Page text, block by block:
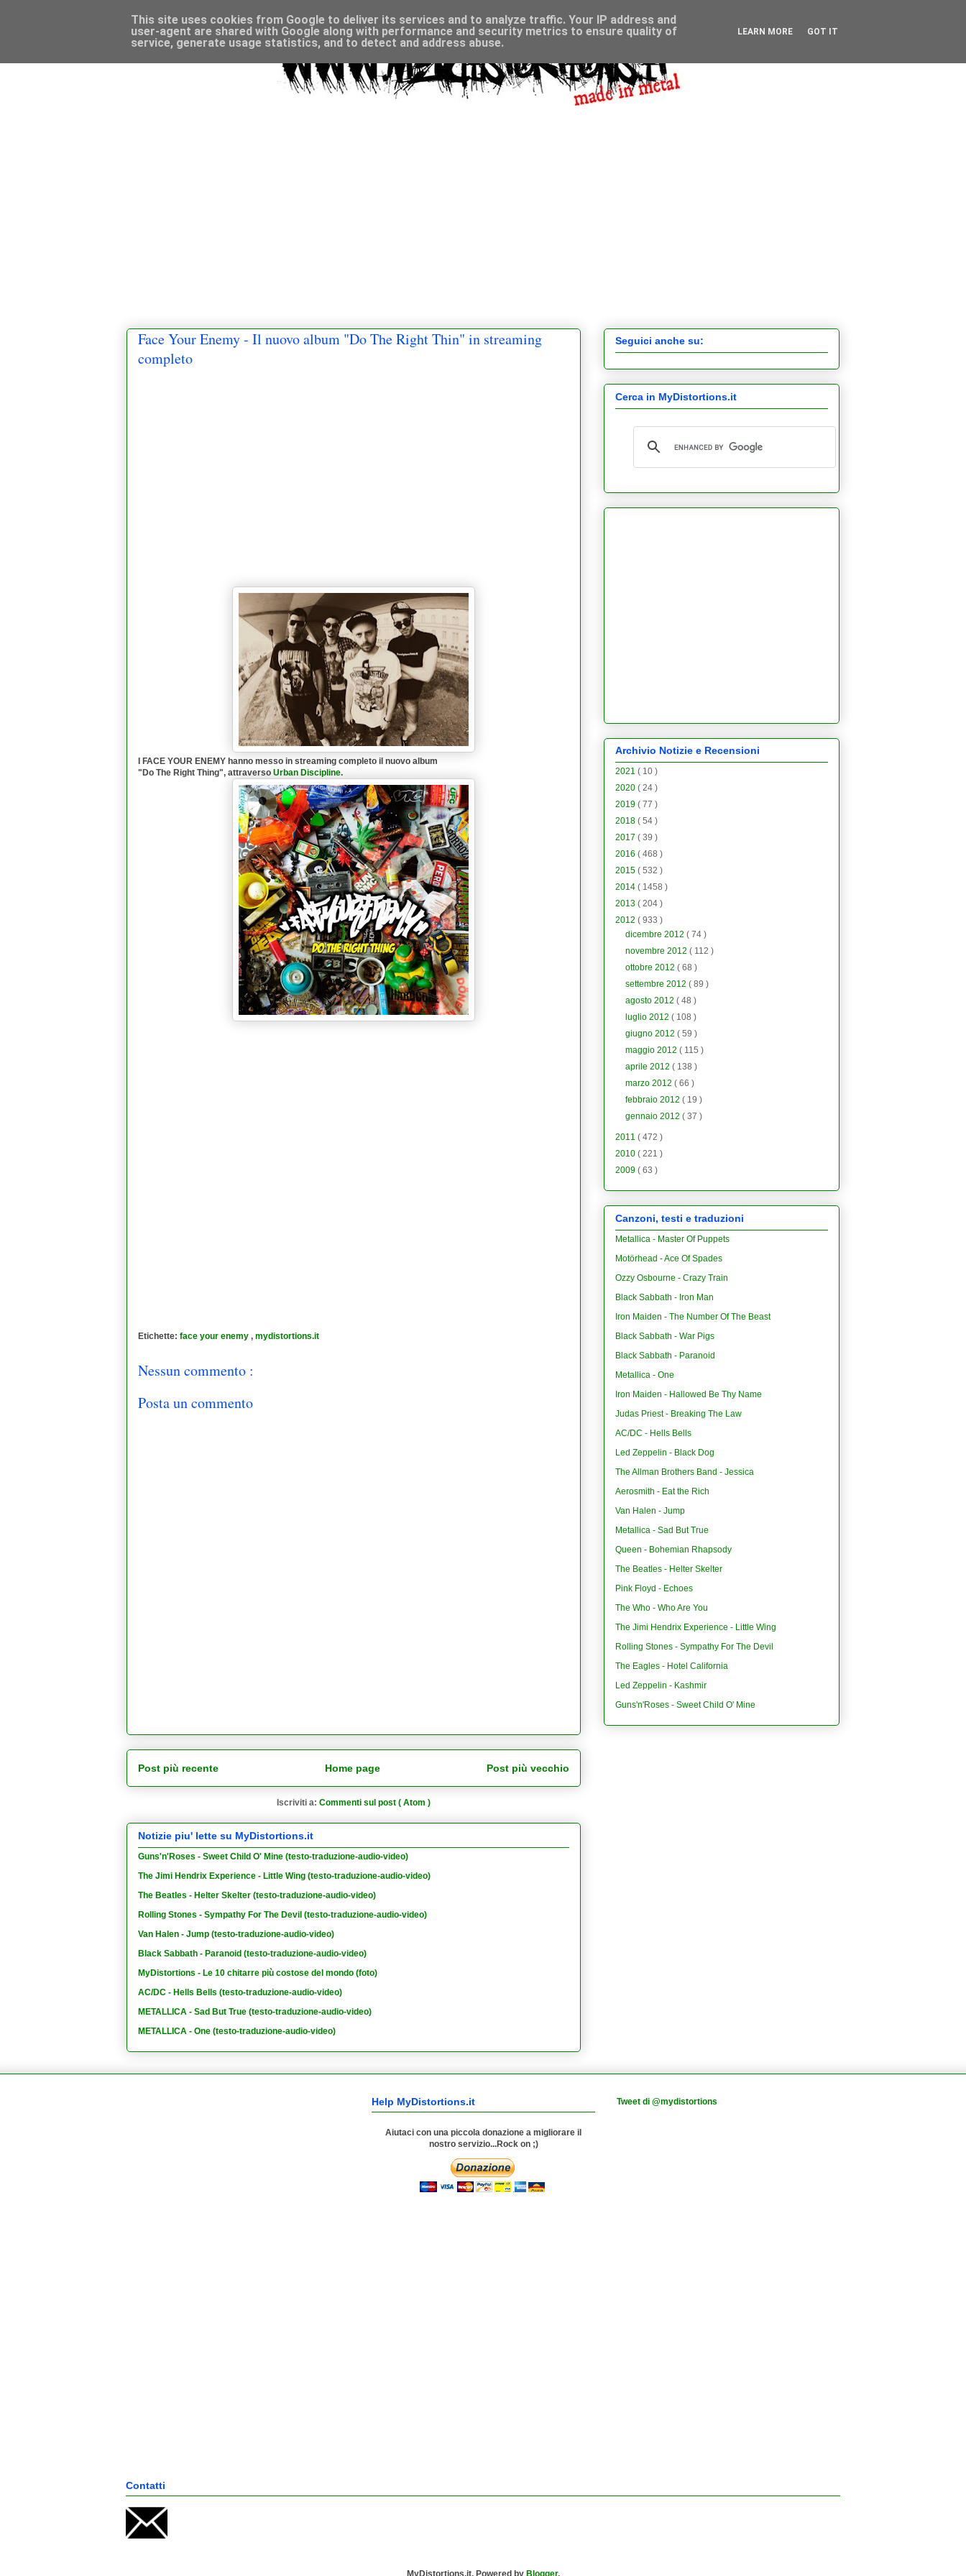
Face Your Enemy - Il nuovo album "Do The Right Thin" in streaming
completo
FACE YOUR ENEMY hanno messo in streaming completo il nuovo album
" Do The Right Thing", attraverso Urban Discipline.
Etichette: face your enemy , mydistortions.it
Nessun commento :
Posta un commento
Post più recente Post più vecchio
Home page
Iscriviti a: Commenti sul post ( Atom )
Notizie piu' lette su MyDistortions.it
Guns'n'Roses - Sweet Child O' Mine (testo-traduzione-audio-video)
The Jimi Hendrix Experience - Little Wing (testo-traduzione-audio-video)
The Beatles - Helter Skelter (testo-traduzione-audio-video)
Rolling Stones - Sympathy For The Devil (testo-traduzione-audio-video)
Van Halen - Jump (testo-traduzione-audio-video)
Black Sabbath - Paranoid (testo-traduzione-audio-video)
MyDistortions - Le 10 chitarre più costose del mondo (foto)
AC/DC - Hells Bells (testo-traduzione-audio-video)
METALLICA - Sad But True (testo-traduzione-audio-video)
METALLICA - One (testo-traduzione-audio-video)
Seguici anche su:
Cerca in MyDistortions.it
Archivio Notizie e Recensioni
2021 ( 10 )
2020 ( 24 )
2019 ( 77 )
2018 ( 54 )
2017 ( 39 )
2016 ( 468 )
2015 ( 532 )
2014 ( 1458 )
2013 ( 204 )
2012 ( 933 )
dicembre 2012( 74 )
novembre 2012( 112 )
ottobre 2012( 68 )
settembre 2012( 89 )
agosto 2012( 48 )
luglio 2012( 108 )
giugno 2012( 59 )
maggio 2012( 115 )
aprile 2012( 138 )
marzo 2012( 66 )
febbraio 2012( 19 )
gennaio 2012( 37 )
2011 ( 472 )
2010 ( 221 )
2009 ( 63 )
Canzoni, testi e traduzioni
Metallica - Master Of Puppets
Motörhead - Ace Of Spades
Ozzy Osbourne - Crazy Train
Black Sabbath - Iron Man
Iron Maiden - The Number Of The Beast
Black Sabbath - War Pigs
Black Sabbath - Paranoid
Metallica - One
Iron Maiden - Hallowed Be Thy Name
Judas Priest - Breaking The Law
AC/DC - Hells Bells
Led Zeppelin - Black Dog
The Allman Brothers Band - Jessica
Aerosmith - Eat the Rich
Van Halen - Jump
Metallica - Sad But True
Queen - Bohemian Rhapsody
The Beatles - Helter Skelter
Pink Floyd - Echoes
The Who - Who Are You
The Jimi Hendrix Experience - Little Wing
Rolling Stones - Sympathy For The Devil
The Eagles - Hotel California
Led Zeppelin - Kashmir
Guns'n'Roses - Sweet Child O' Mine
Help MyDistortions.it
Aiutaci con una piccola donazione a migliorare il
nostro servizio...Rock on ;)
Tweet di @mydistortions
Contatti
This site uses cookies from Google to deliver its services and to analyze traffic. Your IP address and
user-agent are shared with Google along with performance and security metrics to ensure quality of
service, generate usage statistics, and to detect and address abuse.
LEARN MORE GOT IT